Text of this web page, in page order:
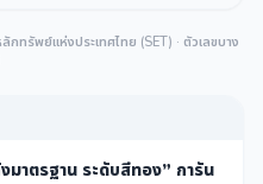
ทรัพย์แห่งประเทศไทย (SET) · ตัวเลขบาง
มาตรฐาน ระดับสีทอง” การัน